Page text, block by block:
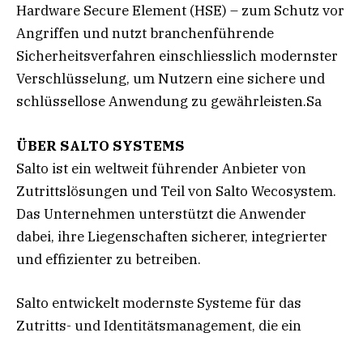
Hardware Secure Element (HSE) – zum Schutz vor
Angriffen und nutzt branchenführende
Sicherheitsverfahren einschliesslich modernster
Verschlüsselung, um Nutzern eine sichere und
schlüssellose Anwendung zu gewährleisten.Sa
ÜBER SALTO SYSTEMS
Salto ist ein weltweit führender Anbieter von
Zutrittslösungen und Teil von Salto Wecosystem.
Das Unternehmen unterstützt die Anwender
dabei, ihre Liegenschaften sicherer, integrierter
und effizienter zu betreiben.
Salto entwickelt modernste Systeme für das
Zutritts- und Identitätsmanagement, die ein